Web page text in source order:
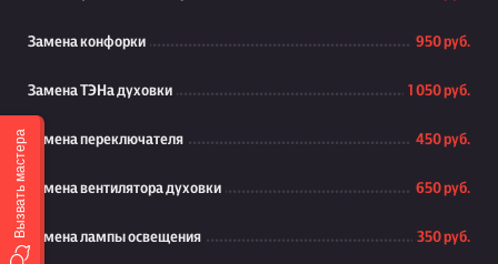
Замена конфорки 950 руб.
Замена ТЭНа духовки 1 050 руб.
Замена переключателя 450 руб.
Замена вентилятора духовки 650 руб.
Замена лампы освещения 350 руб.
Вызвать мастера